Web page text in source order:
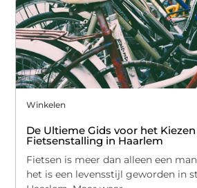
Winkelen
De Ultieme Gids voor het
Fietsenstalling in Haarlem
Fietsen is meer dan alleen een
het is een levensstijl geworden in